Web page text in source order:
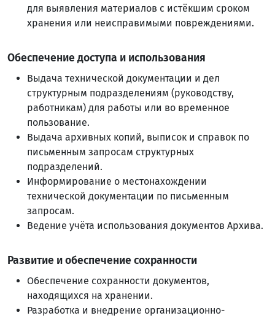
для выявления материалов с истёкшим сроком
хранения или неисправимыми повреждениями.
Обеспечение доступа и использования
Выдача технической документации и дел
структурным подразделениям (руководству,
работникам) для работы или во временное
пользование.
Выдача архивных копий, выписок и справок по
письменным запросам структурных
подразделений.
Информирование о местонахождении
технической документации по письменным
запросам.
Ведение учёта использования документов Архива.
Развитие и обеспечение сохранности
Обеспечение сохранности документов,
находящихся на хранении.
Разработка и внедрение организационно-